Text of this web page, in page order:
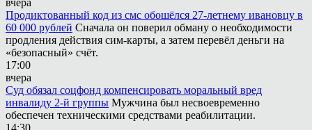
Продиктованный код из смс обошёлся 27-летнему ивановцу в
60 000 рублей Сначала он поверил обману о необходимости
продления действия сим-карты, а затем перевёл деньги на
«безопасный» счёт.
17:00
вчера
Суд обязал соцфонд компенсировать моральный вред
инвалиду 2-й группы Мужчина был несвоевременно
обеспечен техническими средствами реабилитации.
14:30